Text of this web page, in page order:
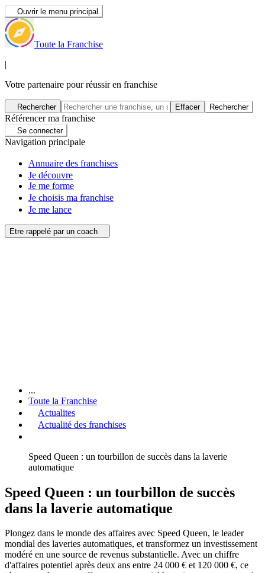
Ouvrir le menu principal
Toute la Franchise
|
Votre partenaire pour réussir en franchise
Rechercher Effacer Rechercher
Référencer ma franchise
Se connecter
Navigation principale
Annuaire des franchises
Je découvre
Je me forme
Je choisis ma franchise
Je me lance
Etre rappelé par un coach
...
Toute la Franchise
Actualites
Actualité des franchises
Speed Queen : un tourbillon de succès dans la laverie
automatique
Speed Queen : un tourbillon de succès
dans la laverie automatique
Plongez dans le monde des affaires avec Speed Queen, le leader
mondial des laveries automatiques, et transformez un investissement
modéré en une source de revenus substantielle. Avec un chiffre
d'affaires potentiel après deux ans entre 24 000 € et 120 000 €, ce